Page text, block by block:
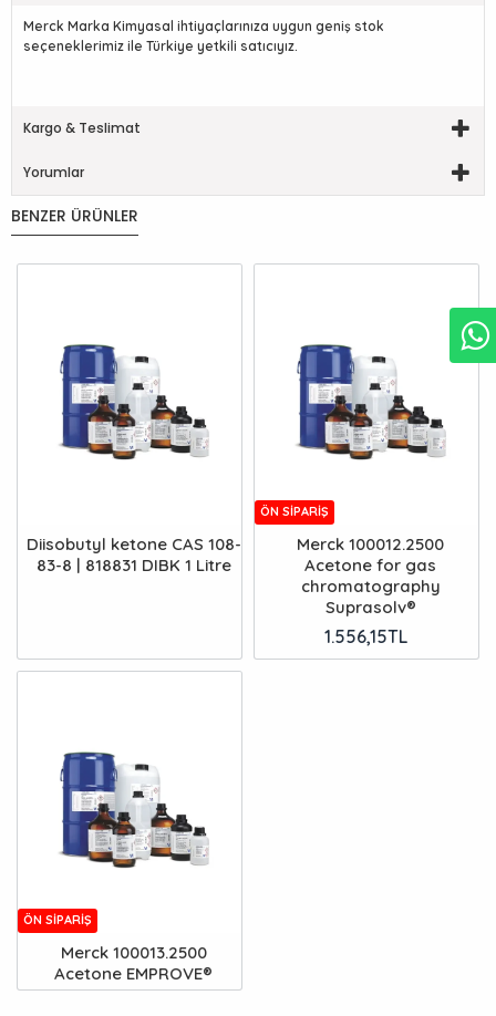
BENZER ÜRÜNLER
Diisobutyl ketone CAS 108-
83-8 | 818831 DIBK 1 Litre
ÖN SIPARIŞ
Merck 100012.2500
Acetone for gas
chromatography
Suprasolv®
1.556,15TL
ÖN SIPARIŞ
Merck 100013.2500
Acetone EMPROVE®
Merck Marka Kimyasal ihtiyaçlarınıza uygun geniş stok
seçeneklerimiz ile Türkiye yetkili satıcıyız.
Kargo & Teslimat
Yorumlar